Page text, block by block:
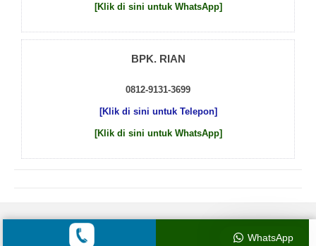
[Klik di sini untuk WhatsApp]
BPK. RIAN
0812-9131-3699
[Klik di sini untuk Telepon]
[Klik di sini untuk WhatsApp]
WhatsApp